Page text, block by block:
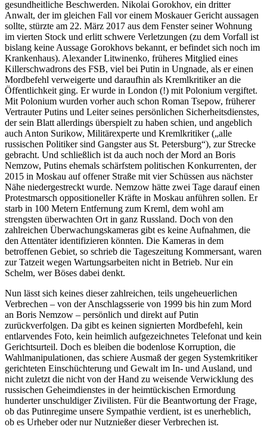
gesundheitliche Beschwerden. Nikolai Gorokhov, ein dritter
Anwalt, der im gleichen Fall vor einem Moskauer Gericht aussagen
sollte, stürzte am 22. März 2017 aus dem Fenster seiner Wohnung
im vierten Stock und erlitt schwere Verletzungen (zu dem Vorfall ist
bislang keine Aussage Gorokhovs bekannt, er befindet sich noch im
Krankenhaus). Alexander Litwinenko, früheres Mitglied eines
Killerschwadrons des FSB, viel bei Putin in Ungnade, als er einen
Mordbefehl verweigerte und daraufhin als Kremlkritiker an die
Öffentlichkeit ging. Er wurde in London (!) mit Polonium vergiftet.
Mit Polonium wurden vorher auch schon Roman Tsepow, früherer
Vertrauter Putins und Leiter seines persönlichen Sicherheitsdienstes,
der sein Blatt allerdings überspielt zu haben schien, und angeblich
auch Anton Surikow, Militärexperte und Kremlkritiker („alle
russischen Politiker sind Gangster aus St. Petersburg“), zur Strecke
gebracht. Und schließlich ist da auch noch der Mord an Boris
Nemzow, Putins ehemals schärfstem politischen Konkurrenten, der
2015 in Moskau auf offener Straße mit vier Schüssen aus nächster
Nähe niedergestreckt wurde. Nemzow hätte zwei Tage darauf einen
Protestmarsch oppositioneller Kräfte in Moskau anführen sollen. Er
starb in 100 Metern Entfernung zum Kreml, dem wohl am
strengsten überwachten Ort in ganz Russland. Doch von den
zahlreichen Überwachungskameras gibt es keine Aufnahmen, die
den Attentäter identifizieren könnten. Die Kameras in dem
betroffenen Gebiet, so schrieb die Tageszeitung Kommersant, waren
zur Tatzeit wegen Wartungsarbeiten nicht in Betrieb. Nur ein
Schelm, wer Böses dabei denkt.
Nun lässt sich keines dieser zahlreichen, teils ungeheuerlichen
Verbrechen – von der Anschlagsserie von 1999 bis hin zum Mord
an Boris Nemzow – persönlich und direkt auf Putin
zurückverfolgen. Da gibt es keinen signierten Mordbefehl, kein
entlarvendes Foto, kein heimlich aufgezeichnetes Telefonat und kein
Gerichtsurteil. Doch es bleiben die bodenlose Korruption, die
Wahlmanipulationen, das schiere Ausmaß der gegen Systemkritiker
gerichteten Einschüchterung und Gewalt im In- und Ausland, und
nicht zuletzt die nicht von der Hand zu weisende Verwicklung des
russischen Geheimdienstes in der heimtückischen Ermordung
hunderter unschuldiger Zivilisten. Für die Beantwortung der Frage,
ob das Putinregime unsere Sympathie verdient, ist es unerheblich,
ob es Urheber oder nur Nutznießer dieser Verbrechen ist.